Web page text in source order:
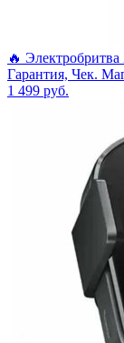
🔥
Гарантия, Чек.
1 499 руб.